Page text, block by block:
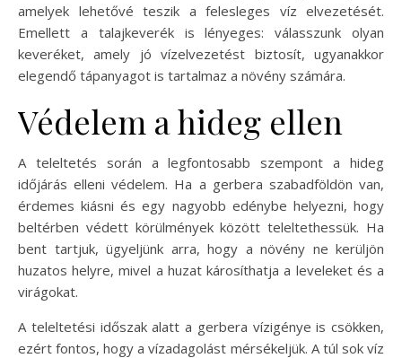
amelyek lehetővé teszik a felesleges víz elvezetését.
Emellett a talajkeverék is lényeges: válasszunk olyan
keveréket, amely jó vízelvezetést biztosít, ugyanakkor
elegendő tápanyagot is tartalmaz a növény számára.
Védelem a hideg ellen
A teleltetés során a legfontosabb szempont a hideg
időjárás elleni védelem. Ha a gerbera szabadföldön van,
érdemes kiásni és egy nagyobb edénybe helyezni, hogy
beltérben védett körülmények között teleltethessük. Ha
bent tartjuk, ügyeljünk arra, hogy a növény ne kerüljön
huzatos helyre, mivel a huzat károsíthatja a leveleket és a
virágokat.
A teleltetési időszak alatt a gerbera vízigénye is csökken,
ezért fontos, hogy a vízadagolást mérsékeljük. A túl sok víz